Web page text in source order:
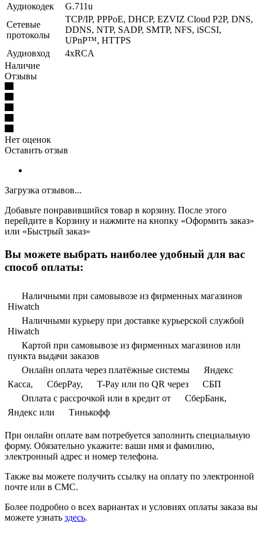
Аудиокодек
G.711u
Сетевые
протоколы
TCP/IP, PPPoE, DHCP, EZVIZ Cloud P2P, DNS,
DDNS, NTP, SADP, SMTP, NFS, iSCSI,
UPnP™, HTTPS
Аудиовход
4хRCA
Наличие
Отзывы
Нет оценок
Оставить отзыв
Загрузка отзывов...
Добавьте понравившийся товар в корзину. После этого
перейдите в Корзину и нажмите на кнопку «Оформить заказ»
или «Быстрый заказ»
Вы можете выбрать наиболее удобный для вас
способ оплаты:
Наличными при самовывозе из фирменных магазинов
Hiwatch
Наличными курьеру при доставке курьерской службой
Hiwatch
Картой при самовывозе из фирменных магазинов или
пункта выдачи заказов
Онлайн оплата через платёжные системы
Яндекс
Касса,
СберPay, T-Pay или по QR через
СБП
Оплата с рассрочкой или в кредит от
СберБанк,
Яндекс или
Тинькофф
При онлайн оплате вам потребуется заполнить специальную
форму. Обязательно укажите: ваши имя и фамилию,
электронный адрес и номер телефона.
Также вы можете получить ссылку на оплату по электронной
почте или в СМС.
Более подробно о всех вариантах и условиях оплаты заказа вы
можете узнать здесь.